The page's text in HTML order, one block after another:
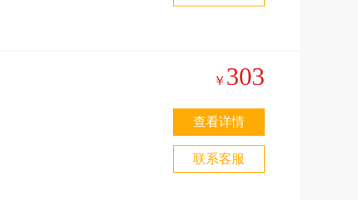
￥ 303
查看详情
联系客服